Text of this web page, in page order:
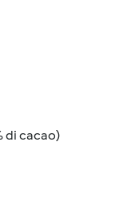
di cacao)